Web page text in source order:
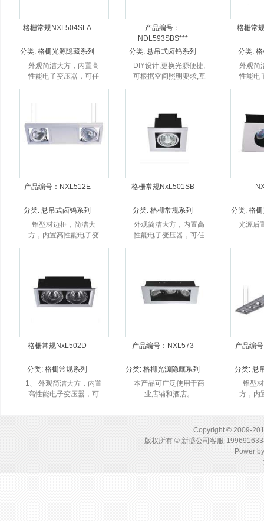
格栅常规NXL504SLA
分类:格栅光源隐藏系列
外观简洁大方，内置高
性能电子变压器，可任
意角度调节投射方向；
产品编号：
NDL593SBS***
分类:悬吊式卤钨系列
DIY设计,更换光源便捷,
可根据空间照明要求,互
换光源位置。
格栅常
分类:
外观简
性能电
意角度
产品编号：NXL512E
分类:悬吊式卤钨系列
铝型材边框，简洁大
方，内置高性能电子变
压器，可任意角度调节
格栅常规NxL501SB
分类:格栅常规系列
外观简洁大方，内置高
性能电子变压器，可任
意角度调节投射方向；
分类:格
光源后
格栅常规NxL502D
分类:格栅常规系列
1、 外观简洁大方，内置
高性能电子变压器，可
产品编号：NXL573
分类:格栅光源隐藏系列
本产品可广泛使用于商
业店铺和酒店。
产品编
分类:悬
铝型
方，内
Copyright © 2009-
版权所有 © 新盛公司客服-
Power